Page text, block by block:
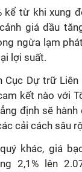
kể từ khi xung
giá dầu
ngừa lạm
lợi suất.
Dự trữ
kết nào với
định sẽ
cải cách sâu
khác, giá
2,1% lên